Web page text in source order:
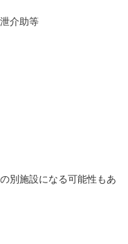
介助等
別施設になる可能性もあ